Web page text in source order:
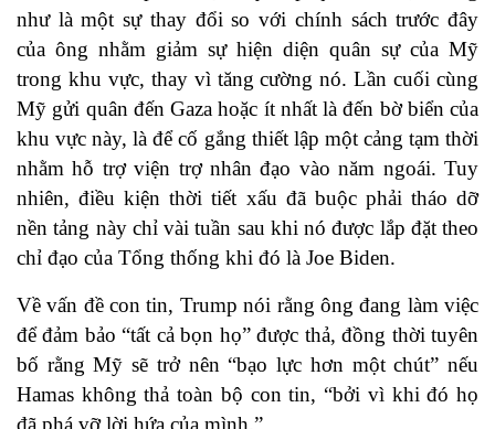
như là một sự thay đổi so với chính sách trước đây
của ông nhằm giảm sự hiện diện quân sự của Mỹ
trong khu vực, thay vì tăng cường nó. Lần cuối cùng
Mỹ gửi quân đến Gaza hoặc ít nhất là đến bờ biển của
khu vực này, là để cố gắng thiết lập một cảng tạm thời
nhằm hỗ trợ viện trợ nhân đạo vào năm ngoái. Tuy
nhiên, điều kiện thời tiết xấu đã buộc phải tháo dỡ
nền tảng này chỉ vài tuần sau khi nó được lắp đặt theo
chỉ đạo của Tổng thống khi đó là Joe Biden.
Về vấn đề con tin, Trump nói rằng ông đang làm việc
để đảm bảo “tất cả bọn họ” được thả, đồng thời tuyên
bố rằng Mỹ sẽ trở nên “bạo lực hơn một chút” nếu
Hamas không thả toàn bộ con tin, “bởi vì khi đó họ